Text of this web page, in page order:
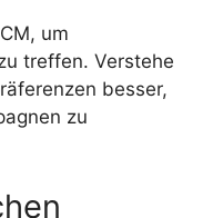
um
treffen. Verstehe
besser,
zu